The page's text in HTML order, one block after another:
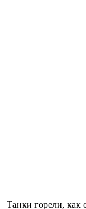
Танки горели, как